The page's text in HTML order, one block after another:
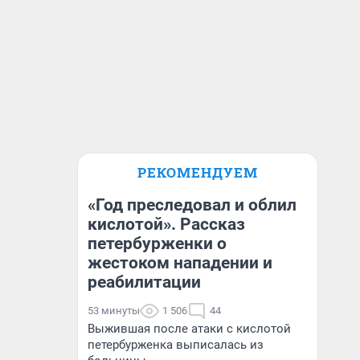
РЕКОМЕНДУЕМ
«Год преследовал и облил
кислотой». Рассказ
петербурженки о
жестоком нападении и
реабилитации
53 минуты 1 506 44
Выжившая после атаки с кислотой
петербурженка выписалась из